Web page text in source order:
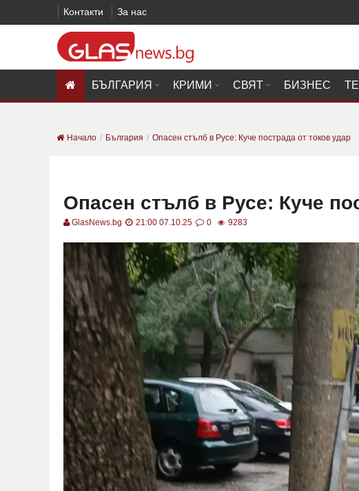
Контакти За нас
БЪЛГАРИЯ КРИМИ СВЯТ БИЗНЕС
Начало България Опасен стълб в Русе: Куче пострада от токов удар
Опасен стълб в Русе: Куче
GlasNews.bg 21:00 07.10.25 0 9283